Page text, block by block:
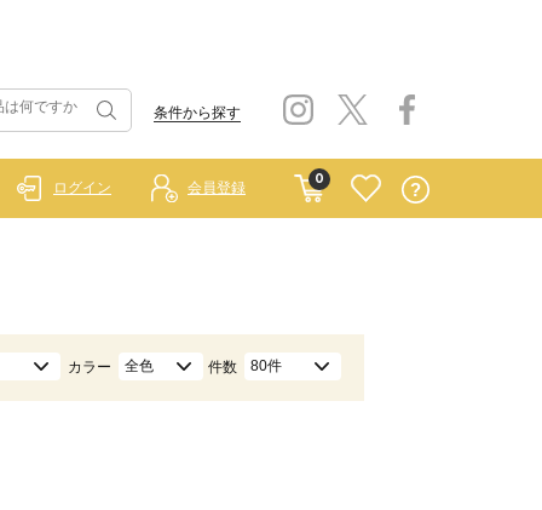
条件から探す
0
ログイン 会員登録
カラー 全色 件数 80件